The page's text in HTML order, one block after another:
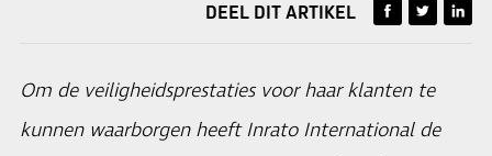
DEEL DIT ARTIKEL
Om de veiligheidsprestaties voor haar klanten te
kunnen waarborgen heeft Inrato International de